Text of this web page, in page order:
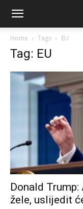
Home Tags EU
Tag: EU
Donald
žele, uslijedit